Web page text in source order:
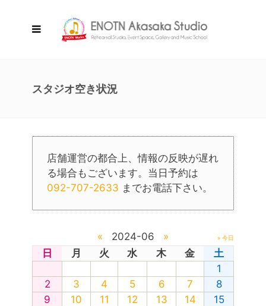
スタジオ空き状況
店舗運営の都合上、情報の反映が遅れ
る場合もございます。当日予約は
092-707-2633 までお電話下さい。
« 2024-06 » » 今日
日 月 火 水 木 金
土
1
2
3 4 5 6 7
8
9
10 11 12 13 14
15